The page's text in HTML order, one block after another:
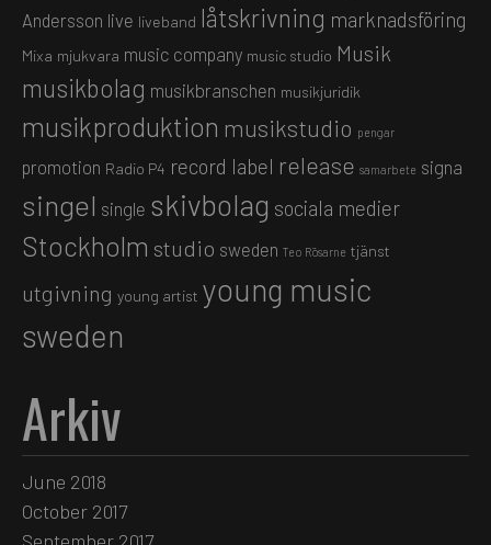
Andersson live liveband låtskrivning marknadsföring
Mixa mjukvara music company music studio Musik
musikbolag musikbranschen musikjuridik
musikproduktion musikstudio pengar
promotion Radio P4 record label release samarbete signa
singel single skivbolag sociala medier
Stockholm studio sweden Teo Rösarne tjänst
utgivning young artist young music
sweden
Arkiv
June 2018
October 2017